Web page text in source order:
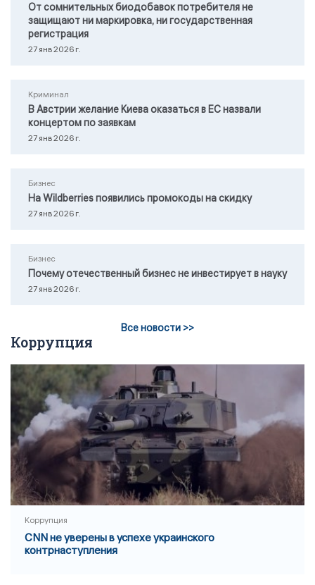
От сомнительных биодобавок потребителя не
защищают ни маркировка, ни государственная
регистрация
27 янв 2026 г.
Криминал
В Австрии желание Киева оказаться в ЕС назвали
концертом по заявкам
27 янв 2026 г.
Бизнес
На Wildberries появились промокоды на скидку
27 янв 2026 г.
Бизнес
Почему отечественный бизнес не инвестирует в науку
27 янв 2026 г.
Все новости >>
Коррупция
Коррупция
CNN не уверены в успехе украинского
контрнаступления